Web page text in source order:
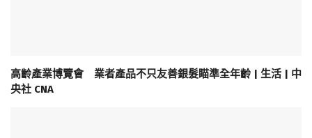
高齡產業博覽會 業者產品不只友善銀髮瞄準全年齡 | 生活 | 中
央社 CNA